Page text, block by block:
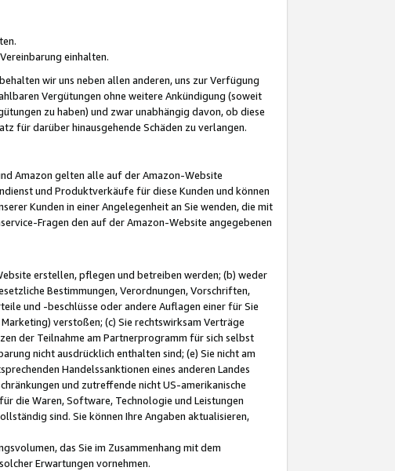
einhalten.
wir uns neben allen anderen, uns zur Verfügung
Vergütungen ohne weitere Ankündigung (soweit
zu haben) und zwar unabhängig davon, ob diese
für darüber hinausgehende Schäden zu verlangen.
Amazon gelten alle auf der Amazon-Website
und Produktverkäufe für diese Kunden und können
Kunden in einer Angelegenheit an Sie wenden, die mit
Fragen den auf der Amazon-Website angegebenen
erstellen, pflegen und betreiben werden; (b) weder
Bestimmungen, Verordnungen, Vorschriften,
und -beschlüsse oder andere Auflagen einer für Sie
verstoßen; (c) Sie rechtswirksam Verträge
der Teilnahme am Partnerprogramm für sich selbst
nicht ausdrücklich enthalten sind; (e) Sie nicht am
Handelssanktionen eines anderen Landes
und zutreffende nicht US-amerikanische
die Waren, Software, Technologie und Leistungen
sind. Sie können Ihre Angaben aktualisieren,
das Sie im Zusammenhang mit dem
Erwartungen vornehmen.